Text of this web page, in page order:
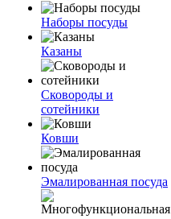
Наборы посуды
Казаны
Сковороды и
сотейники
Ковши
Эмалированная посуда